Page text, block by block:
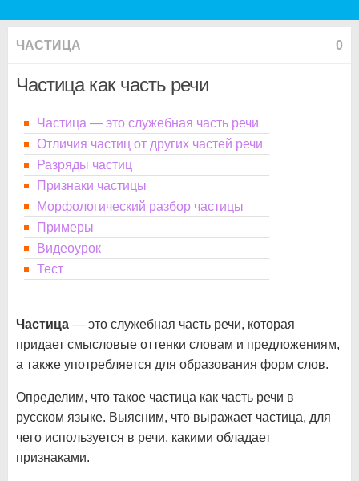
ЧАСТИЦА 0
Частица как часть речи
Частица — это служебная часть речи
Отличия частиц от других частей речи
Разряды частиц
Признаки частицы
Морфологический разбор частицы
Примеры
Видеоурок
Тест
Частица — это служебная часть речи, которая
придает смысловые оттенки словам и предложениям,
а также употребляется для образования форм слов.
Определим, что такое частица как часть речи в
русском языке. Выясним, что выражает частица, для
чего используется в речи, какими обладает
признаками.